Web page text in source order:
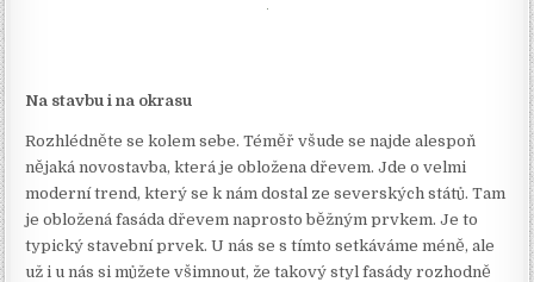
Na stavbu i na okrasu
Rozhlédněte se kolem sebe. Téměř všude se najde alespoň
nějaká novostavba, která je obložena dřevem. Jde o velmi
moderní trend, který se k nám dostal ze severských států. Tam
je obložená fasáda dřevem naprosto běžným prvkem. Je to
typický stavební prvek. U nás se s tímto setkáváme méně, ale
už i u nás si můžete všimnout, že takový styl fasády rozhodně